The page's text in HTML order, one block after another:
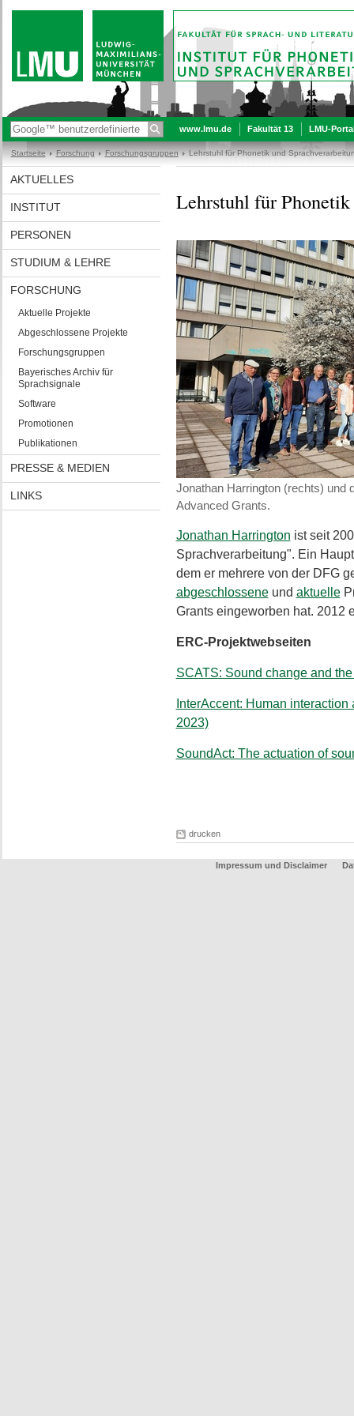
www.lmu.de Fakultät 13 LMU-
Startseite Forschung Forschungsgruppen Lehrstuhl für Phonetik und
AKTUELLES
INSTITUT
PERSONEN
STUDIUM & LEHRE
FORSCHUNG
Aktuelle Projekte
Abgeschlossene Projekte
Forschungsgruppen
Bayerisches Archiv für
Sprachsignale
Software
Promotionen
Publikationen
PRESSE & MEDIEN
LINKS
Lehrstuhl für
Jonathan Harrington (rechts) und
Advanced Grants.
Jonathan Harrington ist seit
Sprachverarbeitung". Ein
dem er mehrere von der DFG
abgeschlosseneund aktuelle
Grants eingeworben hat. 2012
ERC-Projektwebseiten
SCATS: Sound change and
InterAccent: Human
2023)
SoundAct: The actuation of
drucken
Impressum und Disclaimer